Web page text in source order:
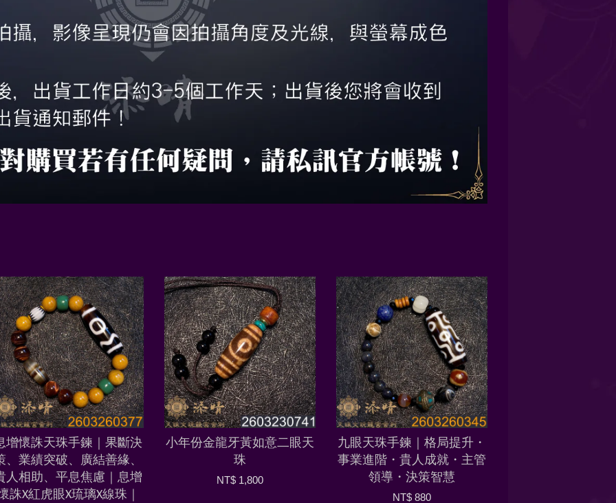
增懷誅天珠手鍊｜果斷決
、業績突破、廣結善緣、
人相助、平息焦慮｜息增
誅X紅虎眼X琉璃X線珠｜
小年份金龍牙黃如意二眼天
珠
NT$ 1,800
九眼天珠手鍊｜格局提升・
事業進階・貴人成就・主管
領導・決策智慧
NT$ 880